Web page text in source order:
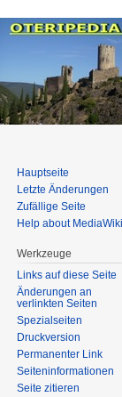
Hauptseite
Letzte Änderungen
Zufällige Seite
Help about MediaWiki
Werkzeuge
Links auf diese Seite
Änderungen an
verlinkten Seiten
Spezialseiten
Druckversion
Permanenter Link
Seiten­informationen
Seite zitieren